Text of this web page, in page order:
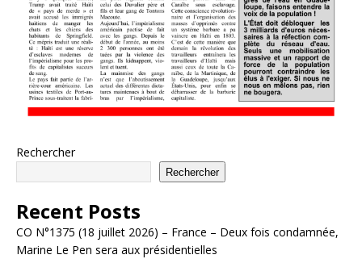
Rechercher
Rechercher
Recent Posts
CO N°1375 (18 juillet 2026) – France – Deux fois condamnée,
Marine Le Pen sera aux présidentielles